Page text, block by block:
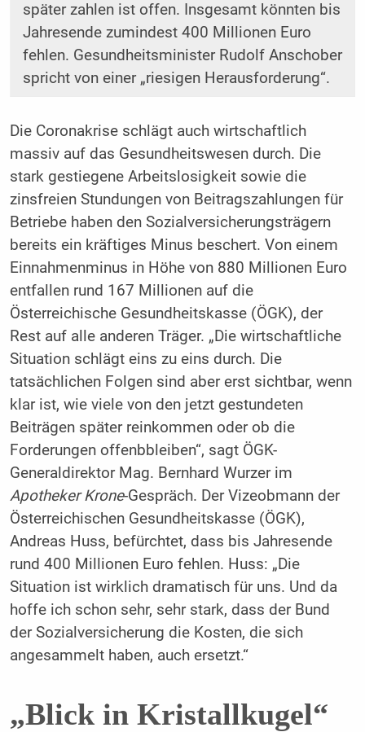
später zahlen ist offen. Insgesamt könnten bis
Jahresende zumindest 400 Millionen Euro
fehlen. Gesundheitsminister Rudolf Anschober
spricht von einer „riesigen Herausforderung“.
Die Coronakrise schlägt auch wirtschaftlich
massiv auf das Gesundheitswesen durch. Die
stark gestiegene Arbeitslosigkeit sowie die
zinsfreien Stundungen von Beitragszahlungen für
Betriebe haben den Sozialversicherungsträgern
bereits ein kräftiges Minus beschert. Von einem
Einnahmenminus in Höhe von 880 Millionen Euro
entfallen rund 167 Millionen auf die
Österreichische Gesundheitskasse (ÖGK), der
Rest auf alle anderen Träger. „Die wirtschaftliche
Situation schlägt eins zu eins durch. Die
tatsächlichen Folgen sind aber erst sichtbar, wenn
klar ist, wie viele von den jetzt gestundeten
Beiträgen später reinkommen oder ob die
Forderungen offenbbleiben“, sagt ÖGK-
Generaldirektor Mag. Bernhard Wurzer im
Apotheker Krone-Gespräch. Der Vizeobmann der
Österreichischen Gesundheitskasse (ÖGK),
Andreas Huss, befürchtet, dass bis Jahresende
rund 400 Millionen Euro fehlen. Huss: „Die
Situation ist wirklich dramatisch für uns. Und da
hoffe ich schon sehr, sehr stark, dass der Bund
der Sozialversicherung die Kosten, die sich
angesammelt haben, auch ersetzt.“
„Blick in Kristallkugel“